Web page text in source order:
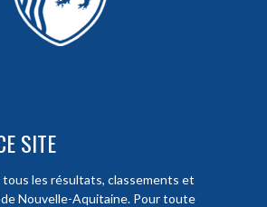
SITE
les résultats, classements et
Nouvelle-Aquitaine. Pour toute